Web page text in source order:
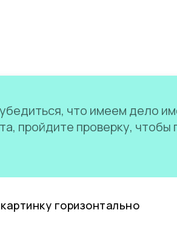
что имеем дело
пройдите проверку, чтобы
горизонтально